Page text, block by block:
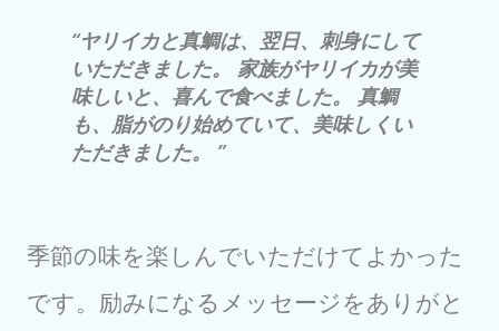
ヤリイカと真鯛は、翌日、刺身にして
いただきました。 家族がヤリイカが美
味しいと、喜んで食べました。 真鯛
も、脂がのり始めていて、美味しくい
ただきました。
季節の味を楽しんでいただけてよかった
です。励みになるメッセージをありがと